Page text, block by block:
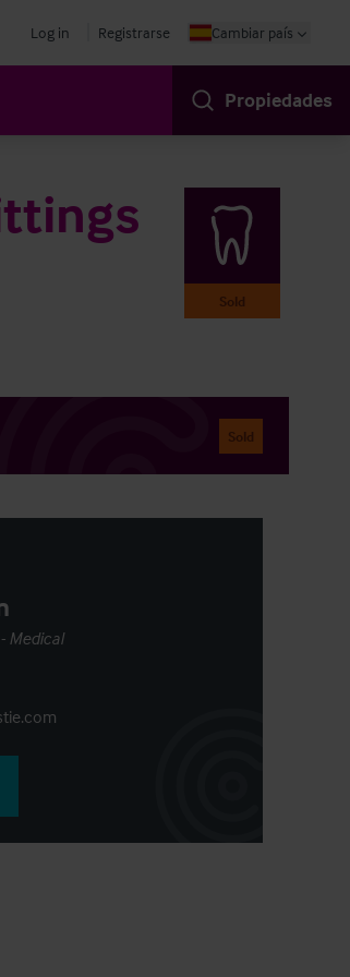
Log in Registrarse Cambiar país
Propiedades
Sold
Sold
Medical